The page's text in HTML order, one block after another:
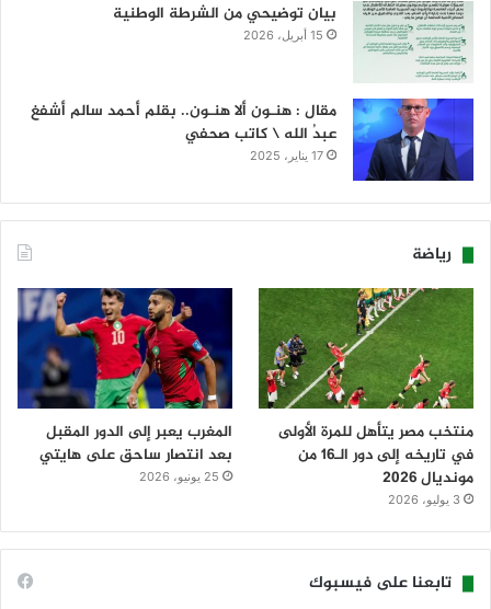
بيان توضيحي من الشرطة الوطنية
15 أبريل، 2026
مقال : هنـون ألا هنـون.. بقلم أحمد سالم أشفغ
عبدُ الله \ كاتب صحفي
17 يناير، 2025
رياضة
منتخب مصر يتأهل للمرة الأولى
في تاريخه إلى دور الـ16 من
مونديال 2026
3 يوليو، 2026
المغرب يعبر إلى الدور المقبل
بعد انتصار ساحق على هايتي
25 يونيو، 2026
تابعنا على فيسبوك